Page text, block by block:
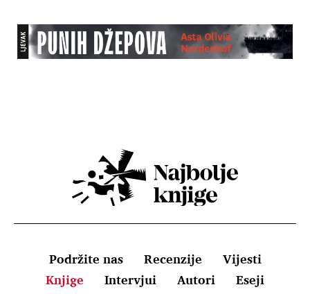
Podržite nas Recenzije
Vijesti
Knjige
Intervjui Autori
Eseji